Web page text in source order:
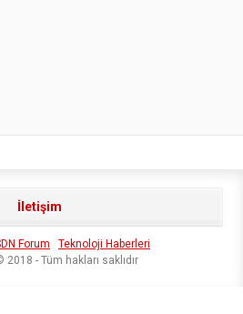
İletişim
Forum
Teknoloji Haberleri
- Tüm hakları saklıdır